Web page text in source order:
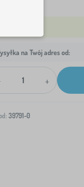
na Twój adres od:
+
39791-0